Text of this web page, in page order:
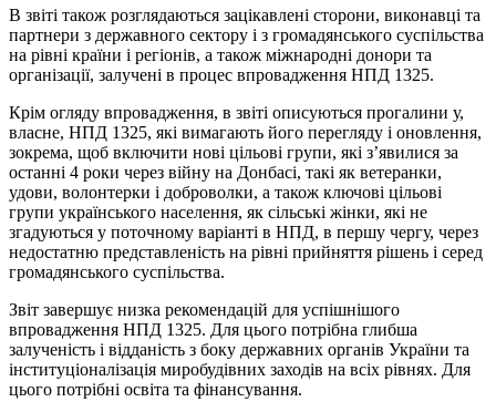
В звіті також розглядаються зацікавлені сторони, виконавці та
партнери з державного сектору і з громадянського суспільства
на рівні країни і регіонів, а також міжнародні донори та
організації, залучені в процес впровадження НПД 1325.
Крім огляду впровадження, в звіті описуються прогалини у,
власне, НПД 1325, які вимагають його перегляду і оновлення,
зокрема, щоб включити нові цільові групи, які з’явилися за
останні 4 роки через війну на Донбасі, такі як ветеранки,
удови, волонтерки і доброволки, а також ключові цільові
групи українського населення, як сільські жінки, які не
згадуються у поточному варіанті в НПД, в першу чергу, через
недостатню представленість на рівні прийняття рішень і серед
громадянського суспільства.
Звіт завершує низка рекомендацій для успішнішого
впровадження НПД 1325. Для цього потрібна глибша
залученість і відданість з боку державних органів України та
інституціоналізація миробудівних заходів на всіх рівнях. Для
цього потрібні освіта та фінансування.